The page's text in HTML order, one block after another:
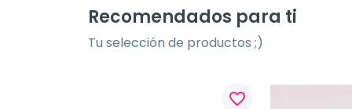
Recomendados para ti
Tu selección de productos ;)
favorite_border